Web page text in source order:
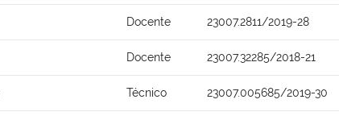
Docente 23007.2811/2019-28
Docente 23007.32285/2018-21
Técnico 23007.005685/2019-30